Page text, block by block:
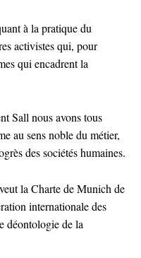
à la pratique du
activistes qui, pour
qui encadrent la
Sall nous avons tous
au sens noble du métier,
des sociétés humaines.
la Charte de Munich de
internationale des
déontologie de la